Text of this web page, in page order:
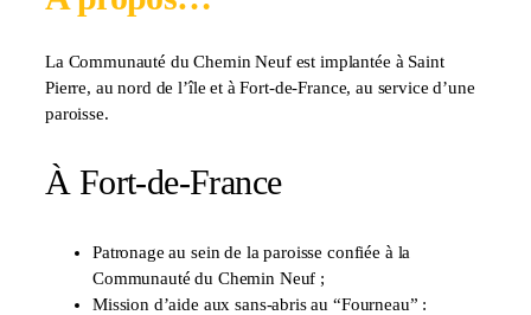
La Communauté du Chemin Neuf est implantée à Saint
Pierre, au nord de l’île et à Fort-de-France, au service d’une
paroisse.
À Fort-de-France
Patronage au sein de la paroisse confiée à la
Communauté du Chemin Neuf ;
Mission d’aide aux sans-abris au “Fourneau” :